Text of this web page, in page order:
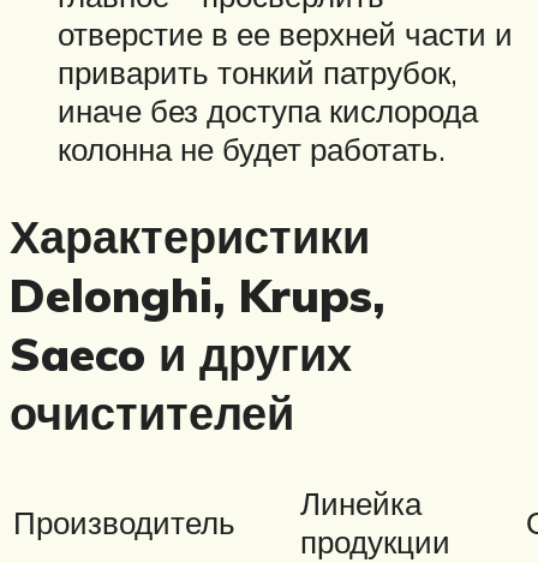
отверстие в ее верхней части и
приварить тонкий патрубок,
иначе без доступа кислорода
колонна не будет работать.
Характеристики
Delonghi, Krups,
Saeco и других
очистителей
Производитель
Линейка
продукции